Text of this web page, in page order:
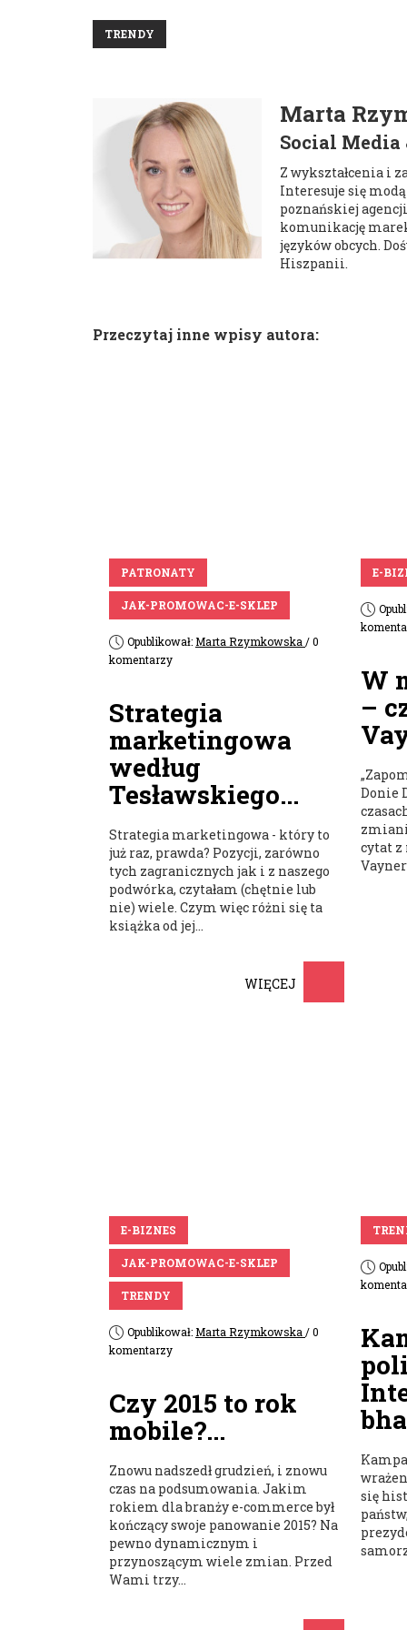
TRENDY
Marta
Social
Z wykształcenia i
Interesuje się
poznańskiej
komunikację
języków obcych.
Hiszpanii.
Przeczytaj inne wpisy autora:
PATRONATY
JAK-PROMOWAC-E-SKLEP
Opublikował:Marta Rzymkowska / 0
komentarzy
Strategia
marketingowa
według
Tesławskiego...
Strategia marketingowa - który to
już raz, prawda? Pozycji, zarówno
tych zagranicznych jak i z naszego
podwórka, czytałam (chętnie lub
nie) wiele. Czym więc różni się ta
książka od jej...
WIĘCEJ
E-
W
–
Donie
cytat z
E-BIZNES
JAK-PROMOWAC-E-SKLEP
TRENDY
Opublikował:Marta Rzymkowska / 0
komentarzy
Czy 2015 to rok
mobile?...
Znowu nadszedł grudzień, i znowu
czas na podsumowania. Jakim
rokiem dla branży e-commerce był
kończący swoje panowanie 2015? Na
pewno dynamicznym i
przynoszącym wiele zmian. Przed
Wami trzy...
się